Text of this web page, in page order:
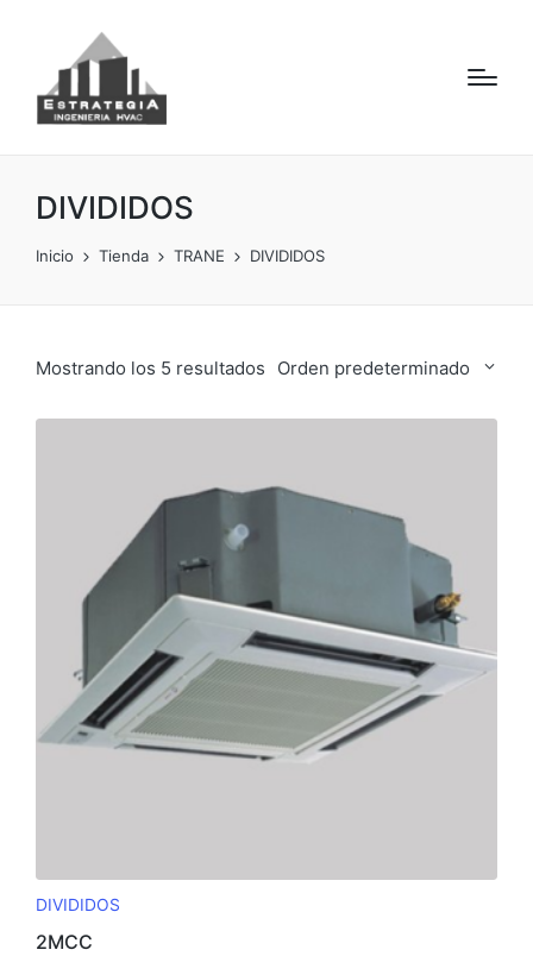
DIVIDIDOS
Inicio Tienda TRANE DIVIDIDOS
Mostrando los 5 resultados Orden predeterminado
DIVIDIDOS
2MCC